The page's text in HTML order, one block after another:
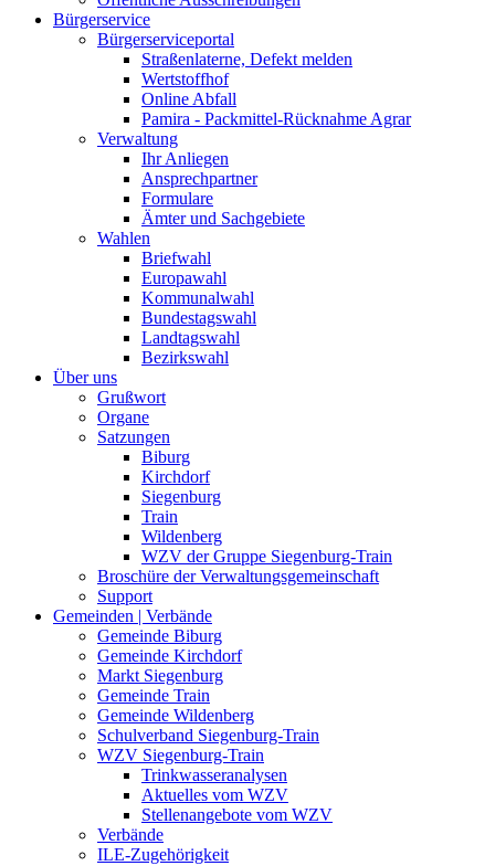
Bürgerservice
Bürgerserviceportal
Straßenlaterne, Defekt melden
Wertstoffhof
Online Abfall
Pamira - Packmittel-Rücknahme Agrar
Verwaltung
Ihr Anliegen
Ansprechpartner
Formulare
Ämter und Sachgebiete
Wahlen
Briefwahl
Europawahl
Kommunalwahl
Bundestagswahl
Landtagswahl
Bezirkswahl
Über uns
Grußwort
Organe
Satzungen
Biburg
Kirchdorf
Siegenburg
Train
Wildenberg
WZV der Gruppe Siegenburg-Train
Broschüre der Verwaltungsgemeinschaft
Support
Gemeinden | Verbände
Gemeinde Biburg
Gemeinde Kirchdorf
Markt Siegenburg
Gemeinde Train
Gemeinde Wildenberg
Schulverband Siegenburg-Train
WZV Siegenburg-Train
Trinkwasseranalysen
Aktuelles vom WZV
Stellenangebote vom WZV
Verbände
ILE-Zugehörigkeit